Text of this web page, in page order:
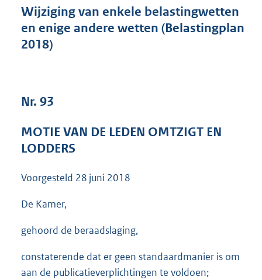
d
s
g
3
Wijziging van enkele belastingwetten
en enige andere wetten (Belastingplan
2018)
Nr. 93
MOTIE VAN DE LEDEN OMTZIGT EN
LODDERS
Voorgesteld 28 juni 2018
De Kamer,
gehoord de beraadslaging,
constaterende dat er geen standaardmanier is om
aan de publicatieverplichtingen te voldoen;